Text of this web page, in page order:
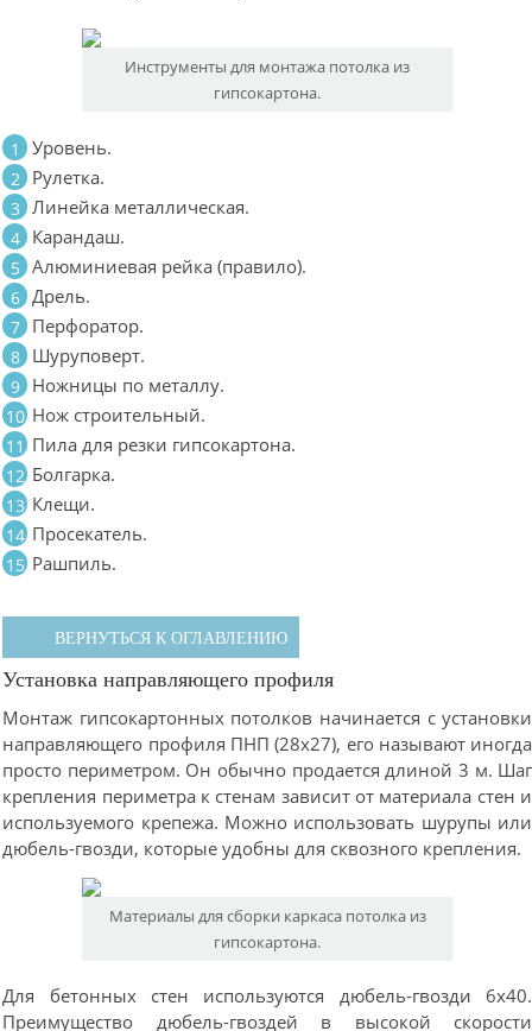
Инструменты для монтажа потолка из
гипсокартона.
Уровень.
Рулетка.
Линейка металлическая.
Карандаш.
Алюминиевая рейка (правило).
Дрель.
Перфоратор.
Шуруповерт.
Ножницы по металлу.
Нож строительный.
Пила для резки гипсокартона.
Болгарка.
Клещи.
Просекатель.
Рашпиль.
ВЕРНУТЬСЯ К ОГЛАВЛЕНИЮ
Установка направляющего профиля
Монтаж гипсокартонных потолков начинается с установки
направляющего профиля ПНП (28х27), его называют иногда
просто периметром. Он обычно продается длиной 3 м. Шаг
крепления периметра к стенам зависит от материала стен и
используемого крепежа. Можно использовать шурупы или
дюбель-гвозди, которые удобны для сквозного крепления.
Материалы для сборки каркаса потолка из
гипсокартона.
Для бетонных стен используются дюбель-гвозди 6х40.
Преимущество дюбель-гвоздей в высокой скорости